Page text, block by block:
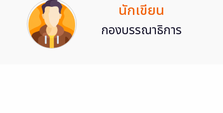
นักเขียน
กองบรรณาธิการ